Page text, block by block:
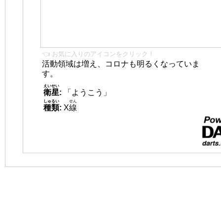
👈 お気に入りのアイコンをクリック！
活動領域は増え、コロナも明るくなっていま
す。
衛星
えいせい
:
「ようこう」
種類
しゅるい
: X線
せん